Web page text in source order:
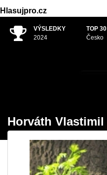
Hlasujpro.cz
VÝSLEDKY
2024
TOP 30
Česko
Horváth Vlastimil